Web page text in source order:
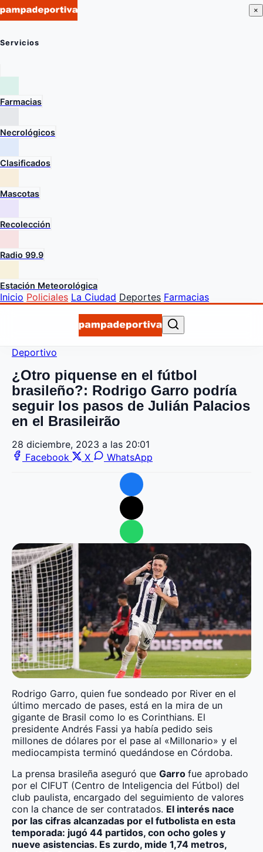
×
Servicios
Farmacias
Necrológicos
Clasificados
Mascotas
Recolección
Radio 99.9
Estación Meteorológica
Inicio Policiales La Ciudad Deportes Farmacias
Deportivo
¿Otro piquense en el fútbol
brasileño?: Rodrigo Garro podría
seguir los pasos de Julián Palacios
en el Brasileirão
28 diciembre, 2023 a las 20:01
Facebook
X WhatsApp
Rodrigo Garro, quien fue sondeado por River en el
último mercado de pases, está en la mira de un
gigante de Brasil como lo es Corinthians. El
presidente Andrés Fassi ya había pedido seis
millones de dólares por el pase al «Millonario» y el
mediocampista terminó quedándose en Córdoba.
La prensa brasileña aseguró que Garro fue aprobado
por el CIFUT (Centro de Inteligencia del Fútbol) del
club paulista, encargado del seguimiento de valores
con la chance de ser contratados. El interés nace
por las cifras alcanzadas por el futbolista en esta
temporada: jugó 44 partidos, con ocho goles y
nueve asistencias. Es zurdo, mide 1,74 metros,